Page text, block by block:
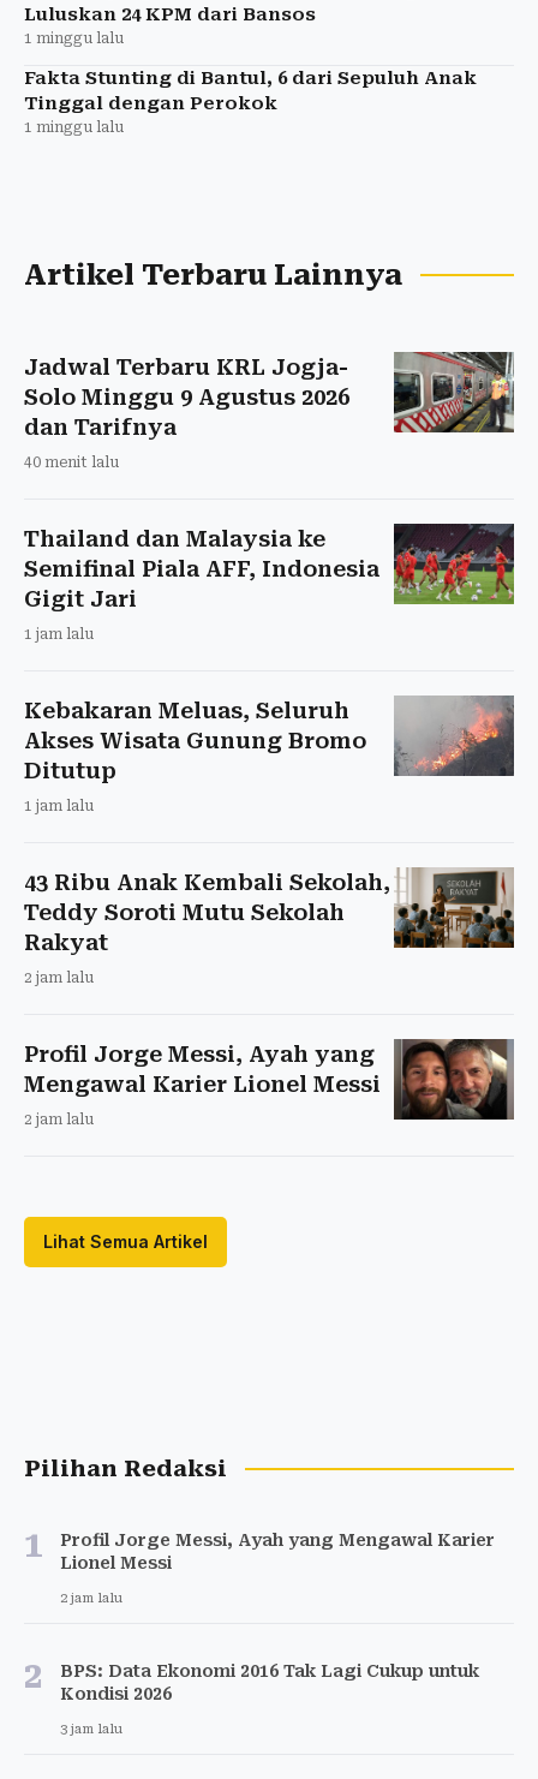
Luluskan 24 KPM dari Bansos
1 minggu lalu
Fakta Stunting di Bantul, 6 dari Sepuluh Anak
Tinggal dengan Perokok
1 minggu lalu
Artikel Terbaru Lainnya
Jadwal Terbaru KRL Jogja-
Solo Minggu 9 Agustus 2026
dan Tarifnya
40 menit lalu
Thailand dan Malaysia ke
Semifinal Piala AFF, Indonesia
Gigit Jari
1 jam lalu
Kebakaran Meluas, Seluruh
Akses Wisata Gunung Bromo
Ditutup
1 jam lalu
43 Ribu Anak Kembali Sekolah,
Teddy Soroti Mutu Sekolah
Rakyat
2 jam lalu
Profil Jorge Messi, Ayah yang
Mengawal Karier Lionel Messi
2 jam lalu
Lihat Semua Artikel
Pilihan Redaksi
1
Profil Jorge Messi, Ayah yang Mengawal Karier
Lionel Messi
2 jam lalu
2
BPS: Data Ekonomi 2016 Tak Lagi Cukup untuk
Kondisi 2026
3 jam lalu